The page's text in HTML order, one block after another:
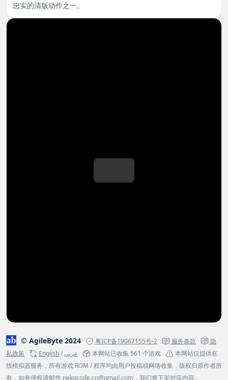
忠实的清版动作之一。
© AgileByte 2024 粤ICP备19067155号-2 服务条款
隐
私政策
English/عربي 本网站已收集 561 个游戏
本网站仅提供在
线模拟器服务，所有游戏 ROM / 程序均由用户投稿或网络收集，版权归原作者所
有，如有侵权请邮件 nekocode.cn@gmail.com ，我们将下架对应内容。